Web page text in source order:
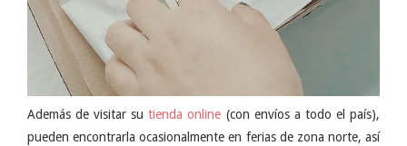
Además de visitar sutienda online (con envíos a todo el país),
pueden encontrarla ocasionalmente en ferias de zona norte, así